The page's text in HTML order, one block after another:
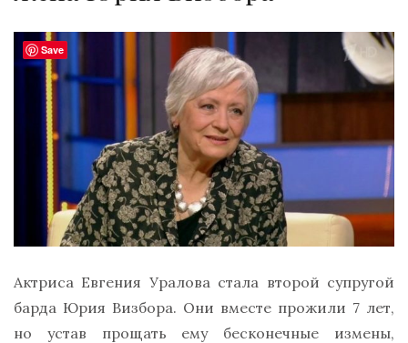
Актриса Евгения Уралова стала второй супругой
барда Юрия Визбора. Они вместе прожили 7 лет,
но устав прощать ему бесконечные измены,
Save